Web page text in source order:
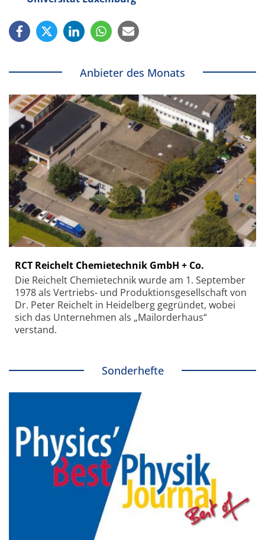
Anbieter des Monats
RCT Reichelt Chemietechnik GmbH + Co.
Die Reichelt Chemietechnik wurde am 1. September
1978 als Vertriebs- und Produktionsgesellschaft von
Dr. Peter Reichelt in Heidelberg gegründet, wobei
sich das Unternehmen als „Mailorderhaus“
verstand.
Sonderhefte